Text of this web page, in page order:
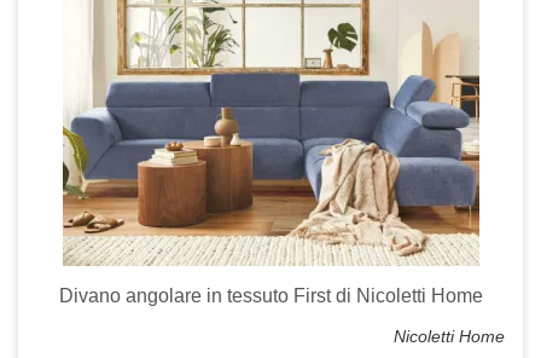
Divano angolare in tessuto First di Nicoletti Home
Nicoletti Home